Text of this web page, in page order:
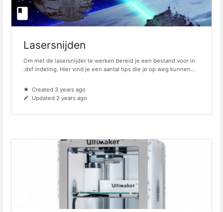
Lasersnijden
Om met de lasersnijder te werken bereid je een bestand voor in
.dxf indeling. Hier vind je een aantal tips die je op weg kunnen...
Created 3 years ago
Updated 2 years ago